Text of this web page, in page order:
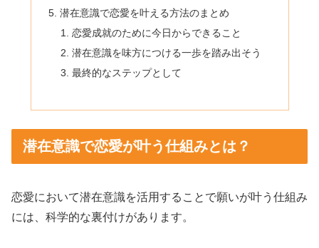
潜在意識で恋愛を叶える方法のまとめ
恋愛成就のために今日からできること
潜在意識を味方につける一歩を踏み出そう
最終的なステップとして
潜在意識で恋愛が叶う仕組みとは？
恋愛において潜在意識を活用することで願いが叶う仕組み
には、科学的な裏付けがあります。